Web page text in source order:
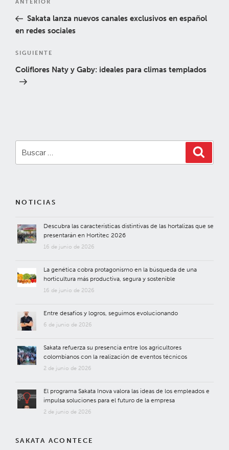
entradas
Entrada
anterior:
ANTERIOR
Sakata lanza nuevos canales exclusivos en español
en redes sociales
Siguiente
entrada
SIGUIENTE
Coliflores Naty y Gaby: ideales para climas templados
por:
NOTICIAS
Descubra las características distintivas de las hortalizas que se
presentarán en Hortitec 2026
16 de junio de 2026
La genética cobra protagonismo en la búsqueda de una
horticultura más productiva, segura y sostenible
16 de junio de 2026
Entre desafíos y logros, seguimos evolucionando
6 de junio de 2026
Sakata refuerza su presencia entre los agricultores
colombianos con la realización de eventos técnicos
2 de junio de 2026
El programa Sakata Inova valora las ideas de los empleados e
impulsa soluciones para el futuro de la empresa
2 de junio de 2026
SAKATA ACONTECE